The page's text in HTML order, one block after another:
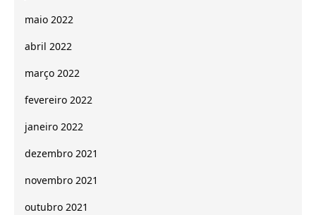
maio 2022
abril 2022
março 2022
fevereiro 2022
janeiro 2022
dezembro 2021
novembro 2021
outubro 2021